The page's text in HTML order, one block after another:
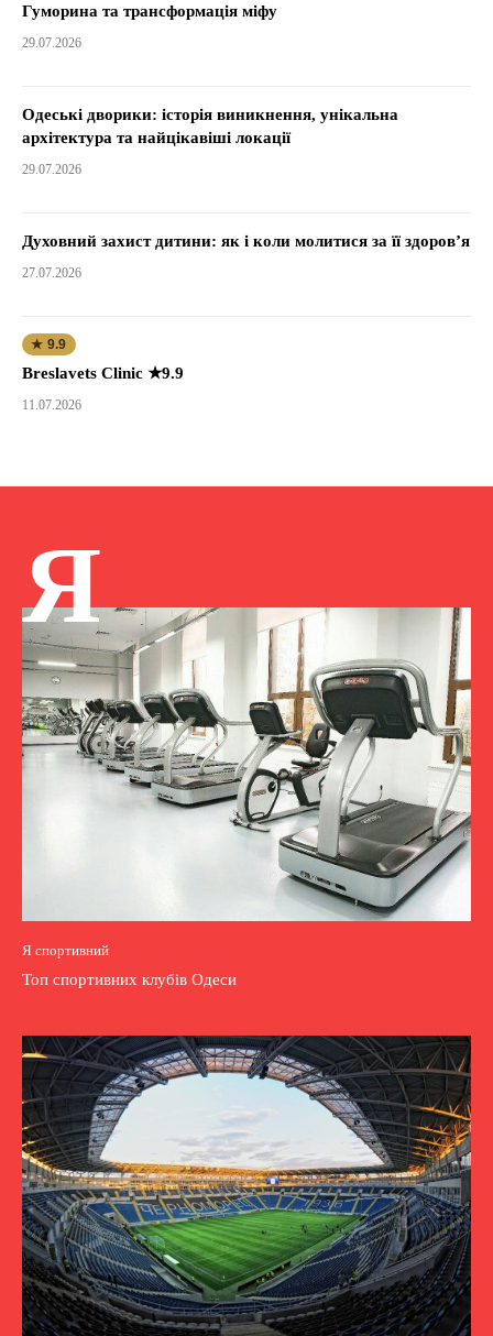
Гуморина та трансформація міфу
29.07.2026
Одеські дворики: історія виникнення, унікальна
архітектура та найцікавіші локації
29.07.2026
Духовний захист дитини: як і коли молитися за її здоров’я
27.07.2026
★ 9.9
Breslavets Clinic ★9.9
11.07.2026
Я
Я спортивний
Топ спортивних клубів Одеси